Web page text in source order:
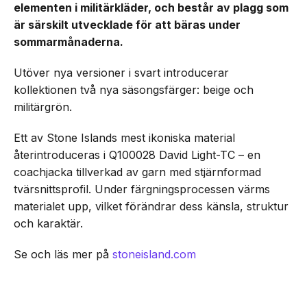
elementen i militärkläder, och består av plagg som
är särskilt utvecklade för att bäras under
sommarmånaderna.
Utöver nya versioner i svart introducerar
kollektionen två nya säsongsfärger: beige och
militärgrön.
Ett av Stone Islands mest ikoniska material
återintroduceras i Q100028 David Light-TC – en
coachjacka tillverkad av garn med stjärnformad
tvärsnittsprofil. Under färgningsprocessen värms
materialet upp, vilket förändrar dess känsla, struktur
och karaktär.
Se och läs mer på stoneisland.com